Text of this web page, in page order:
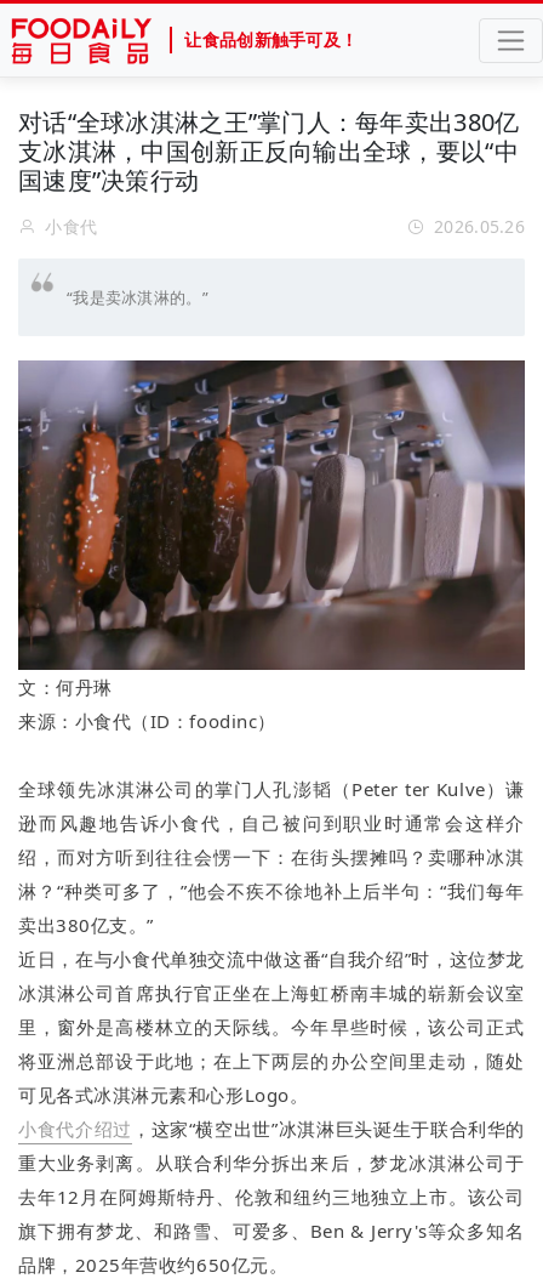
让食品创新触手可及！
对话“全球冰淇淋之王”掌门人：每年卖出380亿
支冰淇淋，中国创新正反向输出全球，要以“中
国速度”决策行动
小食代 2026.05.26
“我是卖冰淇淋的。”
文：何丹琳
来源：小食代（ID：foodinc）
全球领先冰淇淋公司的掌门人孔澎韬（Peter ter Kulve）谦
逊而风趣地告诉小食代，自己被问到职业时通常会这样介
绍，而对方听到往往会愣一下：在街头摆摊吗？卖哪种冰淇
淋？“种类可多了，”他会不疾不徐地补上后半句：“我们每年
卖出380亿支。”
近日，在与小食代单独交流中做这番“自我介绍”时，这位梦龙
冰淇淋公司首席执行官正坐在上海虹桥南丰城的崭新会议室
里，窗外是高楼林立的天际线。今年早些时候，该公司正式
将亚洲总部设于此地；在上下两层的办公空间里走动，随处
可见各式冰淇淋元素和心形Logo。
小食代介绍过 ，这家“横空出世”冰淇淋巨头诞生于联合利华的
重大业务剥离。从联合利华分拆出来后，梦龙冰淇淋公司于
去年12月在阿姆斯特丹、伦敦和纽约三地独立上市。该公司
旗下拥有梦龙、和路雪、可爱多、Ben & Jerry's等众多知名
品牌，2025年营收约650亿元。